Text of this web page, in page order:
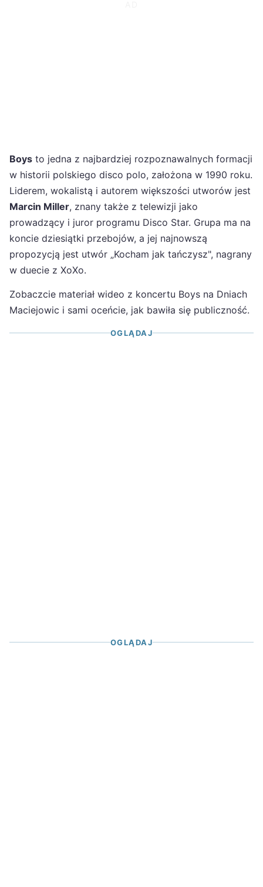
Boys to jedna z najbardziej rozpoznawalnych formacji
w historii polskiego disco polo, założona w 1990 roku.
Liderem, wokalistą i autorem większości utworów jest
Marcin Miller, znany także z telewizji jako
prowadzący i juror programu Disco Star. Grupa ma na
koncie dziesiątki przebojów, a jej najnowszą
propozycją jest utwór „Kocham jak tańczysz", nagrany
w duecie z XoXo.
Zobaczcie materiał wideo z koncertu Boys na Dniach
Maciejowic i sami oceńcie, jak bawiła się publiczność.
OGLĄDAJ
OGLĄDAJ